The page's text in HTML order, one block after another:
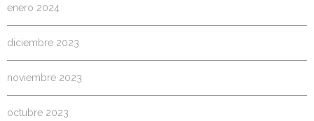
enero 2024
diciembre 2023
noviembre 2023
octubre 2023